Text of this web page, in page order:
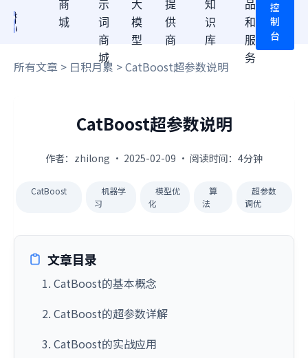
商
城
示
词
商
城
大
模
型
提
供
商
知
识
库
品
和
服
务
控
制
台
所有文章 > 日积月累 > CatBoost超参数说明
CatBoost超参数说明
作者：zhilong · 2025-02-09 · 阅读时间：4分钟
CatBoost
机器学
习
模型优
化
算
法
超参数
调优
文章目录
1. CatBoost的基本概念
2. CatBoost的超参数详解
3. CatBoost的实战应用